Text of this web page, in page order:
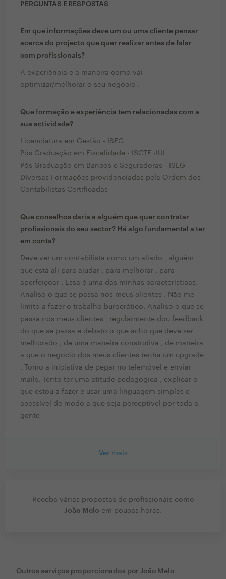
PERGUNTAS E RESPOSTAS
Em que informações deve um ou uma cliente pensar
acerca do projecto que quer realizar antes de falar
com profissionais?
A experiência e a maneira como vai
optimizar/melhorar o seu negócio .
Que formação e experiência tem relacionadas com a
sua actividade?
Licenciatura em Gestão - ISEG
Pós Graduação em Fiscalidade - ISCTE -IUL
Pós Graduação em Bancos e Seguradoras - ISEG
DIversas Formações providenciadas pela Ordem dos
Contabilistas Certificadas
Que conselhos daria a alguém que quer contratar
profissionais do seu sector? Há algo fundamental a ter
em conta?
Deve ver um contabilista como um aliado , alguém
que está ali para ajudar , para melhorar , para
aperfeiçoar . Essa é uma das minhas características.
Analiso o que se passa nos meus clientes . Não me
limito a fazer o trabalho burocrático. Analiso o que se
passa nos meus clientes , regularmente dou feedback
do que se passa e debato o que acho que deve ser
melhorado , de uma maneira construtiva , de maneira
a que o negocio dos meus clientes tenha um upgrade
. Tomo a iniciativa de pegar no telemóvel e enviar
mails. Tento ter uma atitude pedagógica , explicar o
que estou a fazer e usar uma linguagem simples e
acessível de modo a que seja perceptível por toda a
gente
Ver mais
Receba várias propostas de profissionais como
João Melo em poucas horas.
Outros serviços proporcionados por João Melo